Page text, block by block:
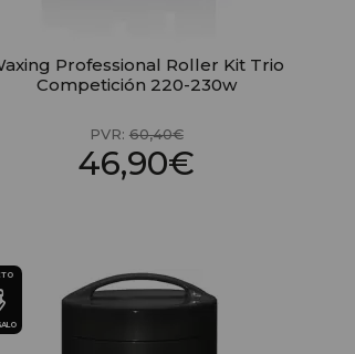
Professional Roller Kit Trio
Competición 220-230w
PVR: 60,40€
46,90€